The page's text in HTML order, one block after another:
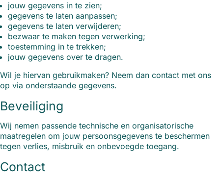
jouw gegevens in te zien;
gegevens te laten aanpassen;
gegevens te laten verwijderen;
bezwaar te maken tegen verwerking;
toestemming in te trekken;
jouw gegevens over te dragen.
Wil je hiervan gebruikmaken? Neem dan contact met ons
op via onderstaande gegevens.
Beveiliging
Wij nemen passende technische en organisatorische
maatregelen om jouw persoonsgegevens te beschermen
tegen verlies, misbruik en onbevoegde toegang.
Contact